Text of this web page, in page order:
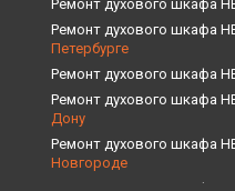
Ремонт духового шкафа
Ремонт духового шкафа
Петербурге
Ремонт духового шкафа
Ремонт духового шкафа
Дону
Ремонт духового шкафа
Новгороде